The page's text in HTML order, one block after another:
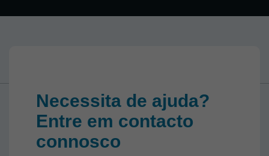
Necessita de ajuda?
Entre em contacto
connosco